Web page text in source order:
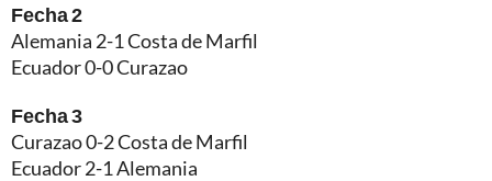
Fecha 2
Alemania 2-1 Costa de Marfil
Ecuador 0-0 Curazao
Fecha 3
Curazao 0-2 Costa de Marfil
Ecuador 2-1 Alemania